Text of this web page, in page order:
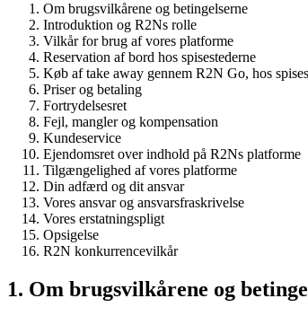
Om brugsvilkårene og betingelserne
Introduktion og R2Ns rolle
Vilkår for brug af vores platforme
Reservation af bord hos spisestederne
Køb af take away gennem R2N Go, hos
Priser og betaling
Fortrydelsesret
Fejl, mangler og kompensation
Kundeservice
Ejendomsret over indhold på R2Ns platforme
Tilgængelighed af vores platforme
Din adfærd og dit ansvar
Vores ansvar og ansvarsfraskrivelse
Vores erstatningspligt
Opsigelse
R2N konkurrencevilkår
1. Om brugsvilkårene og